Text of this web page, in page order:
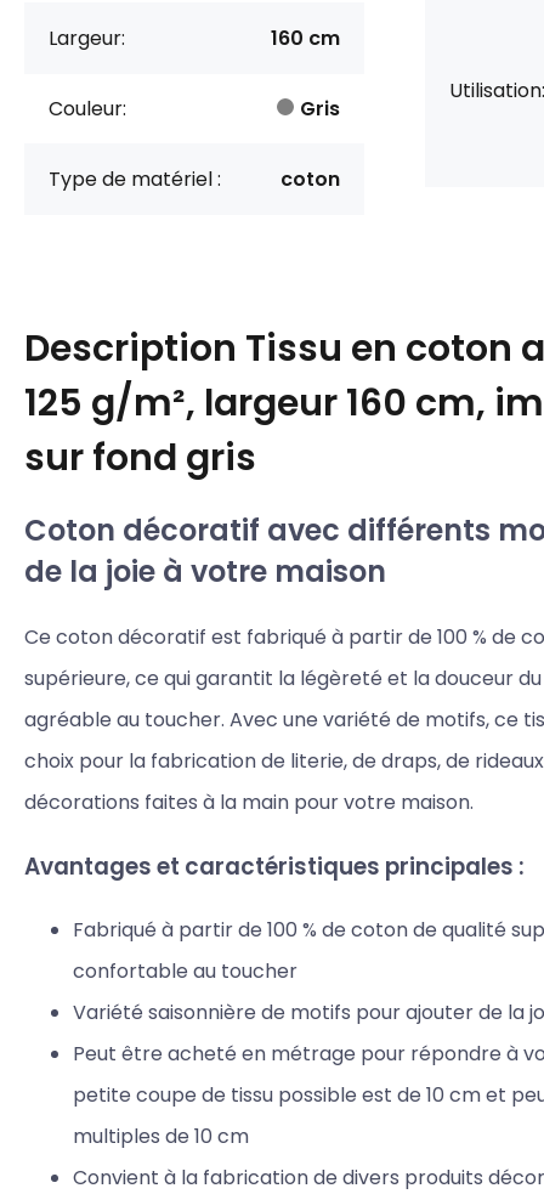
Largeur: 160 cm
Couleur: Gris
Type de matériel : coton
Utilisation:
Description Tissu en coton
125 g/m², largeur 160 cm,
sur fond gris
Coton décoratif avec différents
de la joie à votre maison
Ce coton décoratif est fabriqué à partir de 100 % de
supérieure, ce qui garantit la légèreté et la douceur
agréable au toucher. Avec une variété de motifs, ce
choix pour la fabrication de literie, de draps, de
décorations faites à la main pour votre maison.
Avantages et caractéristiques principales :
Fabriqué à partir de 100 % de coton de qualité
confortable au toucher
Variété saisonnière de motifs pour ajouter de la
Peut être acheté en métrage pour répondre à
petite coupe de tissu possible est de 10 cm et
multiples de 10 cm
Convient à la fabrication de divers produits